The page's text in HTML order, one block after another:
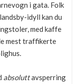
i gata. Folk
idyll kan du
med kaffe
mest traffikerte
absoluttavsperring